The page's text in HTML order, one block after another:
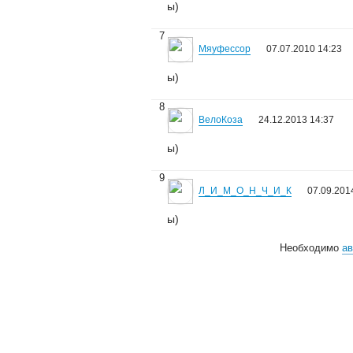
ы)
7
Мяуфессор 07.07.2010 14:23
ы)
8
ВелоКоза 24.12.2013 14:37
ы)
9
Л_И_М_О_Н_Ч_И_К
ы)
Необходимо